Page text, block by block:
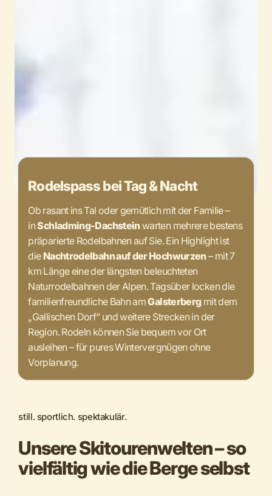
Rodelspass bei Tag & Nacht
Ob rasant ins Tal oder gemütlich mit der Familie –
inSchladming-Dachsteinwarten mehrere bestens
präparierte Rodelbahnen auf Sie. Ein Highlight ist
die Nachtrodelbahn auf der Hochwurzen– mit 7
km Länge eine der längsten beleuchteten
Naturrodelbahnen der Alpen. Tagsüber locken die
familienfreundliche Bahn amGalsterbergmit dem
„Gallischen Dorf“ und weitere Strecken in der
Region. Rodeln können Sie bequem vor Ort
ausleihen – für pures Wintervergnügen ohne
Vorplanung.
still. sportlich. spektakulär.
Unsere Skitourenwelten – so
vielfältig wie die Berge selbst